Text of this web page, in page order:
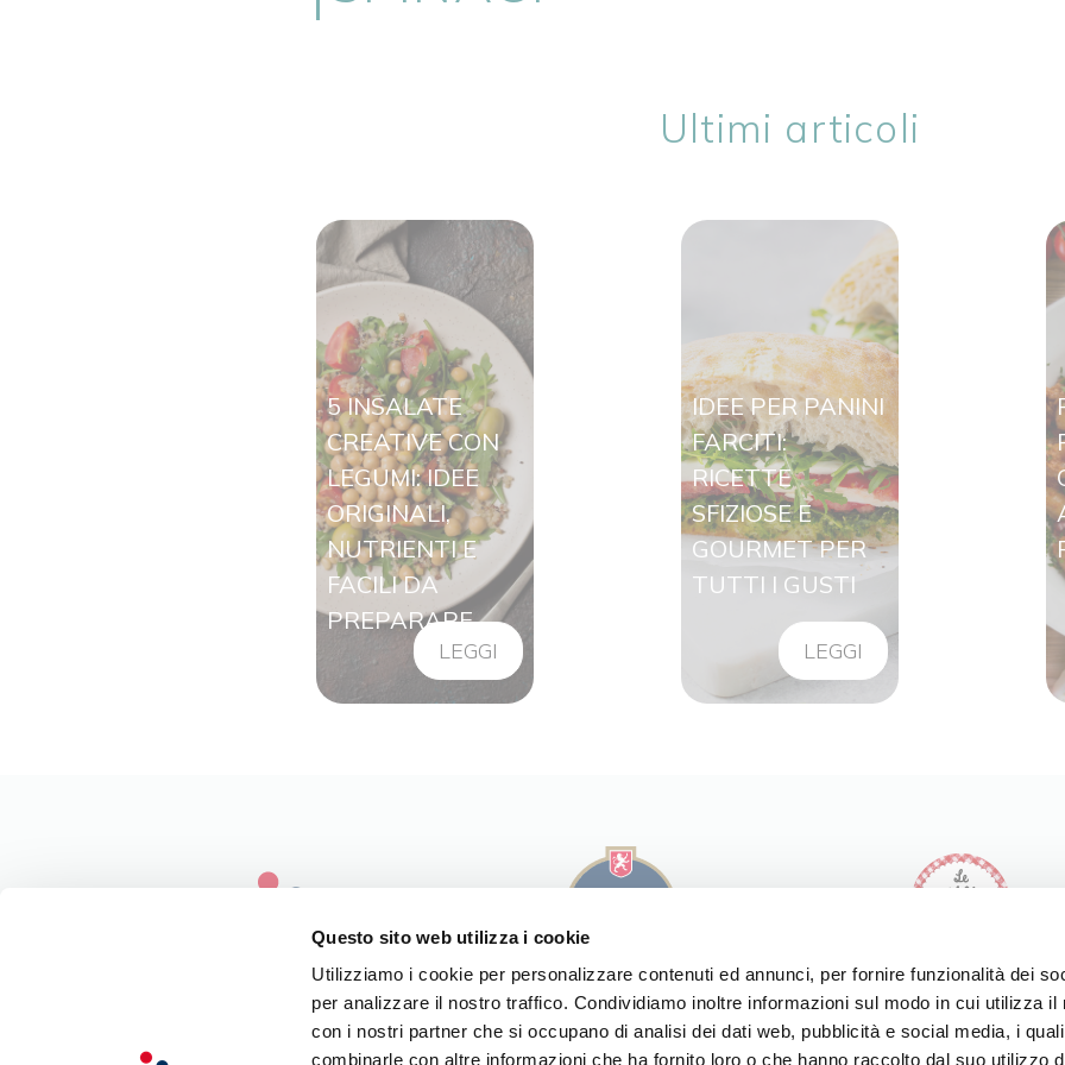
Questo sito web utilizza i cookie
Utilizziamo i cookie per personalizzare contenuti ed annunci, per fornire funzionalità dei
per analizzare il nostro traffico. Condividiamo inoltre informazioni sul modo in cui utilizza il
con i nostri partner che si occupano di analisi dei dati web, pubblicità e social media, i
combinarle con altre informazioni che ha fornito loro o che hanno raccolto dal suo utilizzo
Ultimi articoli
5 INSALATE
CREATIVE CON
LEGUMI: IDEE
ORIGINALI,
NUTRIENTI E
FACILI DA
PREPARARE
LEGGI
IDEE PER PANINI
FARCITI:
RICETTE
SFIZIOSE E
GOURMET PER
TUTTI I GUSTI
LEGGI
LA NOSTRA FILOSOFIA
I NOSTRI PRODOTTI
LE NOSTRE RICETTE
I NOSTRI PRODOTTI
LE NOSTRE RICETTE
LA NOSTRA STORIA